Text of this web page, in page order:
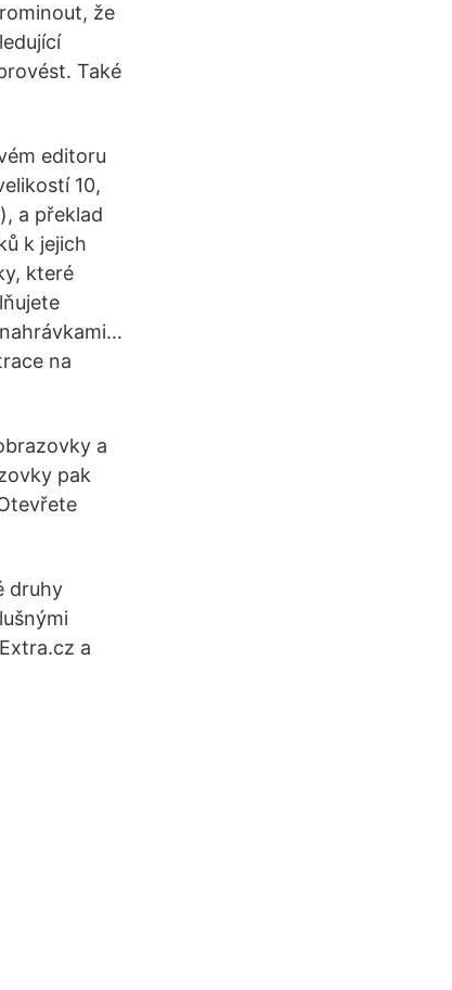
že
Také
editoru
10,
a překlad
k jejich
které
na
a
pak
druhy
a